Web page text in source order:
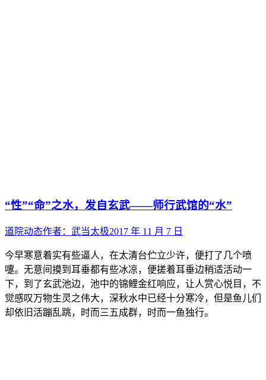
“性”“命”之水，发自玄武——师行武馆的“水”
道院动态作者： 武当太极2017 年 11 月 7 日
今早寒意着实有些逼人，在太清台伫立少许，便打了几个喷
嚏。无意间摸到耳垂都有些冰凉，便搓着耳垂边稍适活动一
下，到了玄武池边，池中的锦鲤金红响应，让人赏心悦目，不
觉感叹万物生灵之伟大，深秋水中已经十分寒冷，但是鱼儿们
却依旧活蹦乱跳，时而三五成群，时而一鱼独行。